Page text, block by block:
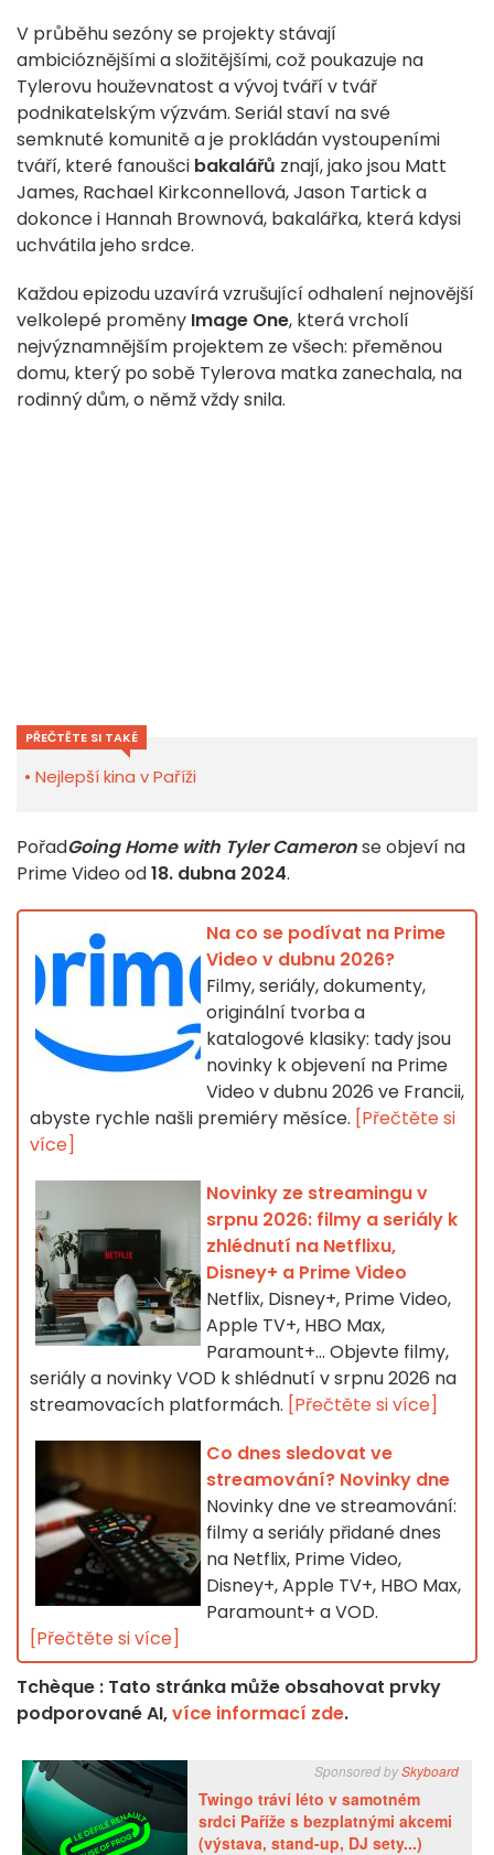
V průběhu sezóny se projekty stávají
ambicióznějšími a složitějšími, což poukazuje na
Tylerovu houževnatost a vývoj tváří v tvář
podnikatelským výzvám. Seriál staví na své
semknuté komunitě a je prokládán vystoupeními
tváří, které fanoušci bakalářů znají, jako jsou Matt
James, Rachael Kirkconnellová, Jason Tartick a
dokonce i Hannah Brownová, bakalářka, která kdysi
uchvátila jeho srdce.
Každou epizodu uzavírá vzrušující odhalení nejnovější
velkolepé proměny Image One, která vrcholí
nejvýznamnějším projektem ze všech: přeměnou
domu, který po sobě Tylerova matka zanechala, na
rodinný dům, o němž vždy snila.
PŘEČTĚTE SI TAKÉ
Nejlepší kina v Paříži
PořadGoing Home with Tyler Cameronse objeví na
Prime Video od18. dubna 2024.
Na co se podívat na Prime
Video v dubnu 2026?
Filmy, seriály, dokumenty,
originální tvorba a
katalogové klasiky: tady jsou
novinky k objevení na Prime
Video v dubnu 2026 ve Francii,
abyste rychle našli premiéry měsíce. [Přečtěte si
více]
Novinky ze streamingu v
srpnu 2026: filmy a seriály k
zhlédnutí na Netflixu,
Disney+ a Prime Video
Netflix, Disney+, Prime Video,
Apple TV+, HBO Max,
Paramount+… Objevte filmy,
seriály a novinky VOD k shlédnutí v srpnu 2026 na
streamovacích platformách. [Přečtěte si více]
Co dnes sledovat ve
streamování? Novinky dne
Novinky dne ve streamování:
filmy a seriály přidané dnes
na Netflix, Prime Video,
Disney+, Apple TV+, HBO Max,
Paramount+ a VOD.
[Přečtěte si více]
Tchèque : Tato stránka může obsahovat prvky
podporované AI,více informací zde.